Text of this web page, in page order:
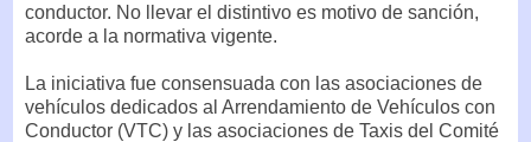
conductor. No llevar el distintivo es motivo de sanción,
acorde a la normativa vigente.
La iniciativa fue consensuada con las asociaciones de
vehículos dedicados al Arrendamiento de Vehículos con
Conductor (VTC) y las asociaciones de Taxis del Comité